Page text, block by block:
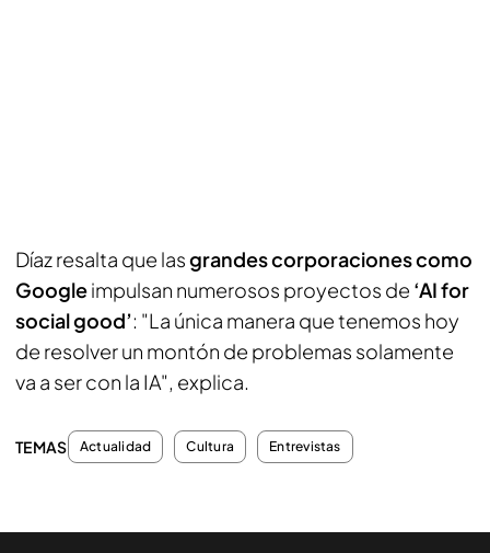
Díaz resalta que lasgrandes corporaciones como
Googleimpulsan numerosos proyectos de ‘AI for
social good’: "La única manera que tenemos hoy
de resolver un montón de problemas solamente
va a ser con la IA", explica.
TEMAS Actualidad Cultura Entrevistas